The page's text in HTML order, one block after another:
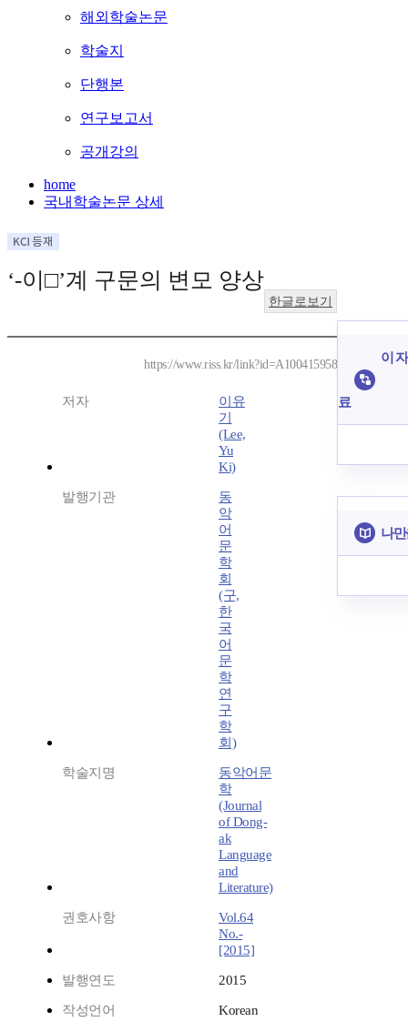
해외학술논문
학술지
단행본
연구보고서
공개강의
home
국내학술논문 상세
‘-이□’계 구문의 변모 양상
한글로보기
https://www.riss.kr/link?id=A100415958
저자
이유
기
(Lee,
Yu
Ki)
발행기관
동
악
어
문
학
회
(구,
한
국
어
문
학
연
구
학
회)
학술지명
동악어문
학
(Journal
of Dong-
ak
Language
and
Literature)
권호사항
Vol.64
No.-
[2015]
발행연도 2015
작성언어 Korean
이
료
나